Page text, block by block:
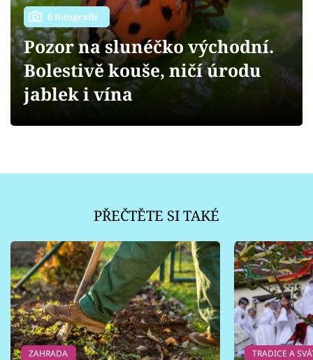
Přihlášení
Sledujte nás
6 fotografií
Pozor na slunéčko východní.
Bolestivě kouše, ničí úrodu
jablek i vína
PŘEČTĚTE SI TAKÉ
ZAHRADA TRADICE A